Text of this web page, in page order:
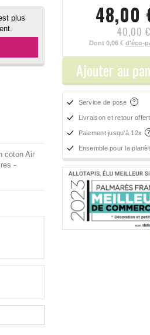
plus
coton Air
-
48,00
40,00 €
Dont 0,06 € d'éco-
Ajouter au
Service de pose
Livraison et retour
Paiement jusqu'à 12x
Ensemble pour la